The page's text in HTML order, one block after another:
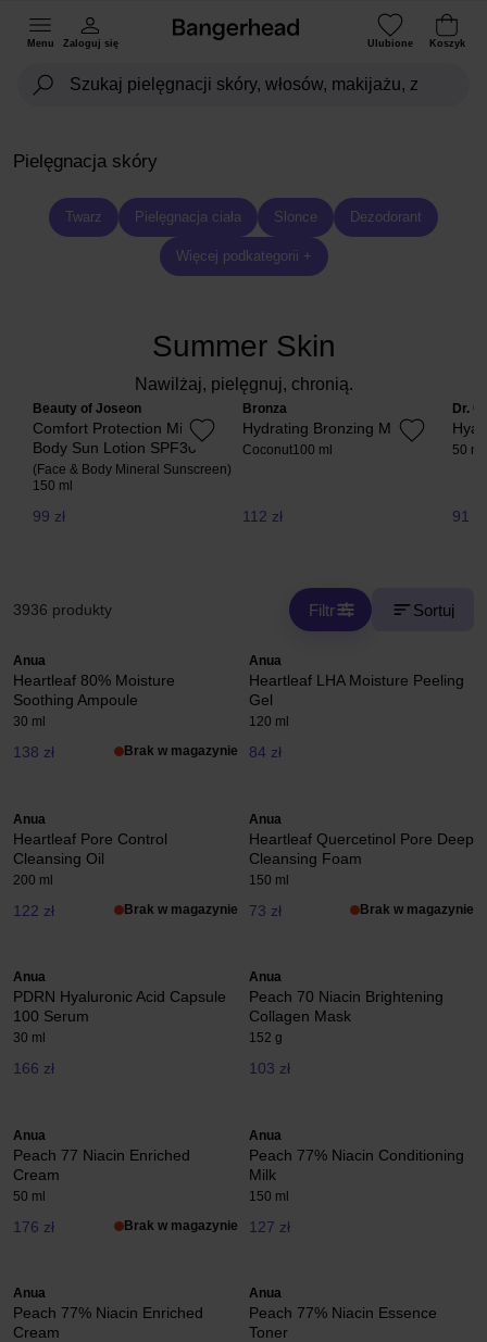
Menu Zaloguj się Ulubione Koszyk
Pielęgnacja skóry
Twarz Pielęgnacja ciała Slonce Dezodorant
Więcej podkategorii +
Summer Skin
Nawilżaj, pielęgnuj, chronią.
Beauty of Joseon
Comfort Protection Mineral
Body Sun Lotion SPF30
(Face & Body Mineral Sunscreen)
150 ml
99 zł
Bronza
Hydrating Bronzing Mist
Coconut100 ml
112 zł
Dr.
50 ml
91 zł
3936 produkty Filtr Sortuj
Anua
Heartleaf 80% Moisture
Soothing Ampoule
30 ml
138 zł Brak w magazynie
Anua
Heartleaf LHA Moisture Peeling
Gel
120 ml
84 zł
Anua
Heartleaf Pore Control
Cleansing Oil
200 ml
122 zł Brak w magazynie
Anua
Heartleaf Quercetinol Pore Deep
Cleansing Foam
150 ml
73 zł Brak w magazynie
Anua
PDRN Hyaluronic Acid Capsule
100 Serum
30 ml
166 zł
Anua
Peach 70 Niacin Brightening
Collagen Mask
152 g
103 zł
Anua
Peach 77 Niacin Enriched
Cream
50 ml
176 zł Brak w magazynie
Anua
Peach 77% Niacin Conditioning
Milk
150 ml
127 zł
Anua
Peach 77% Niacin Enriched
Cream
Anua
Peach 77% Niacin Essence
Toner